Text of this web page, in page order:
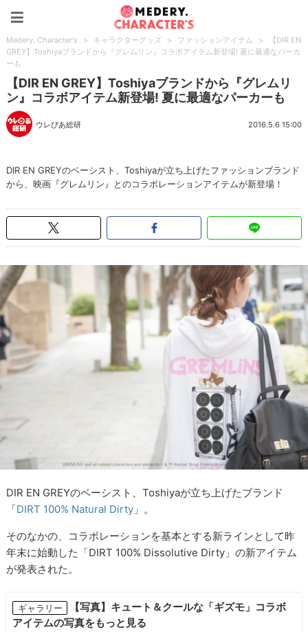
Medery. Character's > キャラクターグッズ > ファッションアイテム >
【DIR EN
GREY】Toshiyaブランドから『グレムリン』コラボアイテム新登場! 夏に最適なパーカ
ーも
【DIR EN GREY】Toshiyaブランドから『グレムリ
ン』コラボアイテム新登場! 夏に最適なパーカーも
ウレぴあ総研 2016.5.6 15:00
DIR EN GREYのベーシスト、Toshiyaが立ち上げたファッションブランド
から、映画『グレムリン』とのコラボレーションアイテムが新登場！
DIR EN GREYのベーシスト、Toshiyaが立ち上げたブランド
「DIRT 100% Natural Dirty 」。
そのなかの、コラボレーションを基本とする新ラインとして昨
年末に始動した「DIRT 100% Dissolutive Dirty」の新アイテム
が発表された。
ギャラリー
【写真】キュート＆クールな「ギズモ」コラボ
アイテムの写真をもっと見る